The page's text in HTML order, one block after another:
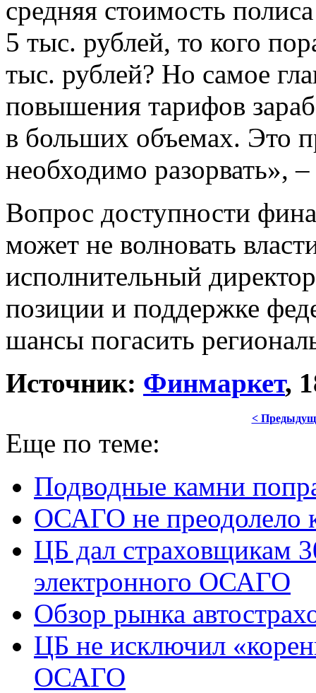
средняя стоимость
5 тыс. рублей, то кого
тыс. рублей? Но самое
повышения тарифов
в больших объемах. Это
необходимо разорвать»,
Вопрос доступности
может не волновать
исполнительный
позиции и поддержке
шансы погасить
Источник: Финмаркет,
<
Еще по теме:
Подводные камни
ОСАГО не преодолело
ЦБ дал страховщикам
электронного ОСАГО
Обзор рынка
ЦБ не исключил
ОСАГО